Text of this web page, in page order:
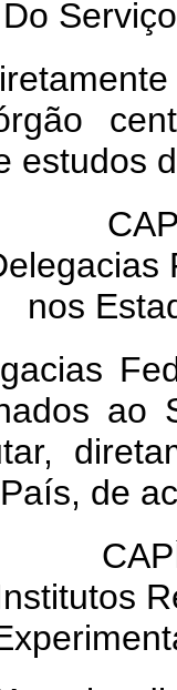
Do
estudos
nos
ao
de